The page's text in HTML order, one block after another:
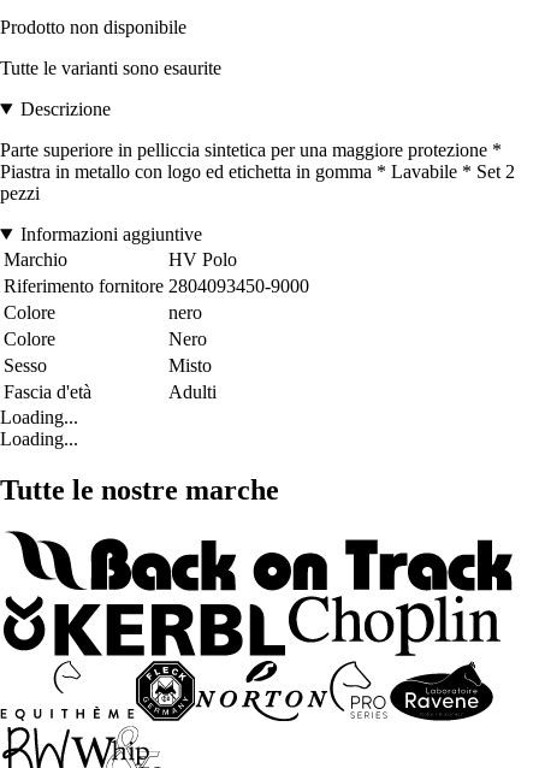
Prodotto non disponibile
Tutte le varianti sono esaurite
Descrizione
Parte superiore in pelliccia sintetica per una maggiore protezione *
Piastra in metallo con logo ed etichetta in gomma * Lavabile * Set 2
pezzi
Informazioni aggiuntive
Marchio
HV Polo
Riferimento fornitore 2804093450-9000
Colore
nero
Colore
Nero
Sesso
Misto
Fascia d'età
Adulti
Loading...
Loading...
Tutte le nostre marche